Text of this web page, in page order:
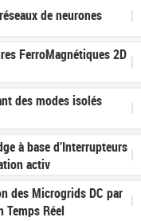
de neurones
FerroMagnétiques 2D
des modes isolés
à base d’Interrupteurs
activ
des Microgrids DC par
Réel